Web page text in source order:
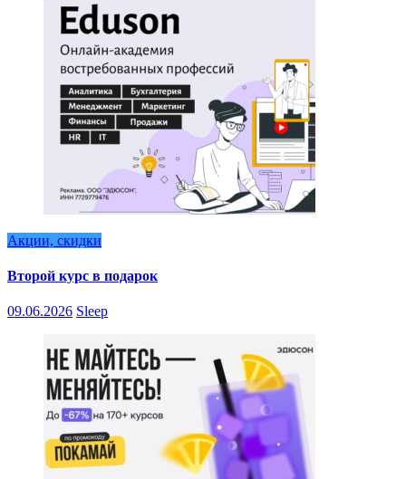
Акции, скидки
Второй курс в подарок
09.06.2026 Sleep